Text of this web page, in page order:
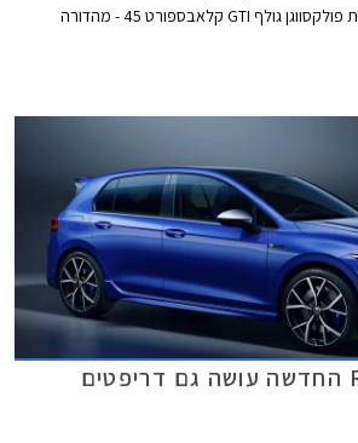
המאורע מציגה היצרנית את פולקסווגן גולף GTI קלאבספורט 45 - מהדורה
מראות בצבע שחור מבריק, ומדבקות מעוצבות